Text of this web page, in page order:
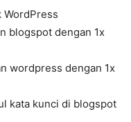
WordPress
blogspot dengan 1x
wordpress dengan 1x
kata kunci di blogspot